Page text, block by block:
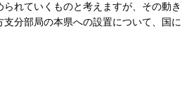
れていくものと考えますが、その動き
分部局の本県への設置について、国に